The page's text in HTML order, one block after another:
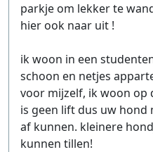
parkje om lekker te
hier ook naar uit !
ik woon in een
schoon en netjes
voor mijzelf, ik woon op
is geen lift dus uw hond
af kunnen. kleinere
kunnen tillen!